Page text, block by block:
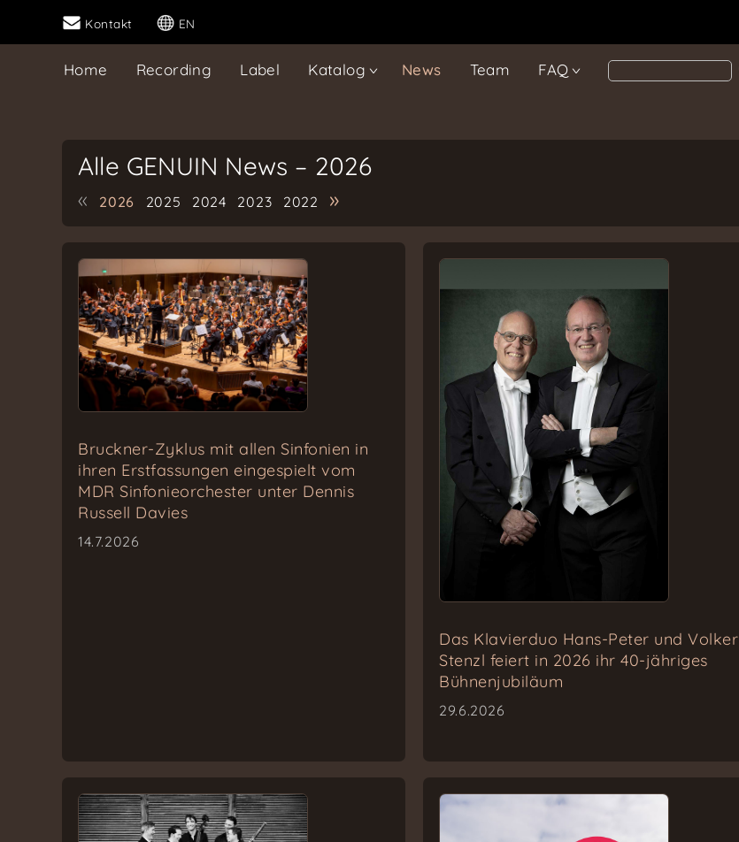
Kontakt EN
Home Recording Label Katalog News Team FAQ
Alle GENUIN News – 2026
« 2026 2025 2024 2023 2022 »
Bruckner-Zyklus mit allen Sinfonien in
ihren Erstfassungen eingespielt vom
MDR Sinfonieorchester unter Dennis
Russell Davies
14.7.2026
Das Klavierduo Hans-Peter und Volker
Stenzl feiert in 2026 ihr 40-jähriges
Bühnenjubiläum
29.6.2026